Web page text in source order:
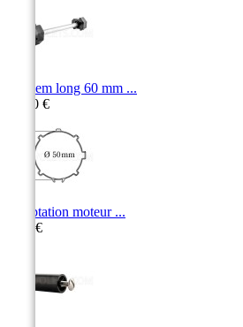
Tandem long 60 mm ...
20,10 €
Adaptation moteur ...
5,50 €